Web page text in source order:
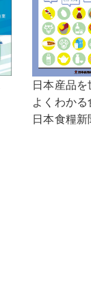
日本産品を
よくわかる
日本食糧新